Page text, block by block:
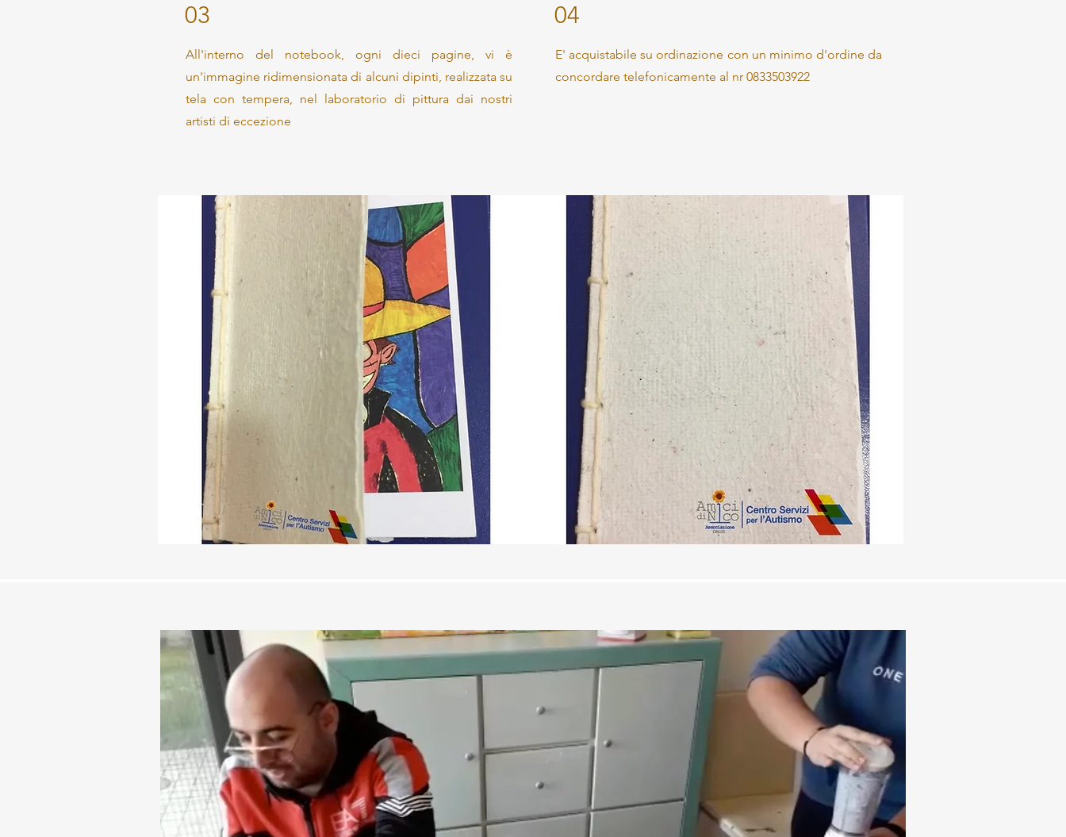
03
All'interno del notebook, ogni dieci pagine, vi è
un'immagine ridimensionata di alcuni dipinti, realizzata su
tela con tempera, nel laboratorio di pittura dai nostri
artisti di eccezione
04
E' acquistabile su ordinazione con un minimo d'ordine da
concordare telefonicamente al nr 0833503922